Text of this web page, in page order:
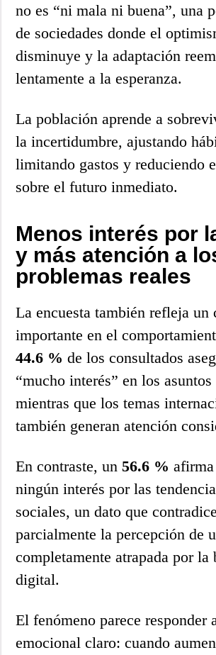
no es “ni mala ni buena”, una
de sociedades donde el
disminuye y la adaptación
lentamente a la esperanza.
La población aprende a
la incertidumbre, ajustando
limitando gastos y reduciendo
sobre el futuro inmediato.
Menos interés por
y más atención a
problemas reales
La encuesta también refleja un
importante en el
44.6 % de los consultados
“mucho interés” en los
mientras que los temas
también generan atención
En contraste, un56.6 %
ningún interés por las
sociales, un dato que contradice
parcialmente la percepción de
completamente atrapada por la
digital.
El fenómeno parece responder
emocional claro: cuando